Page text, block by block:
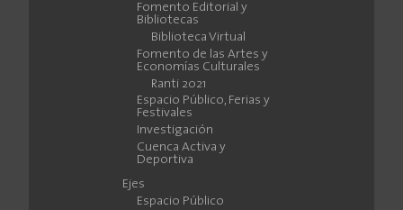
Fomento Editorial y
Bibliotecas
Biblioteca Virtual
Fomento de las Artes y
Economías Culturales
Ranti 2021
Espacio Público, Ferias y
Festivales
Investigación
Cuenca Activa y
Deportiva
Ejes
Espacio Público